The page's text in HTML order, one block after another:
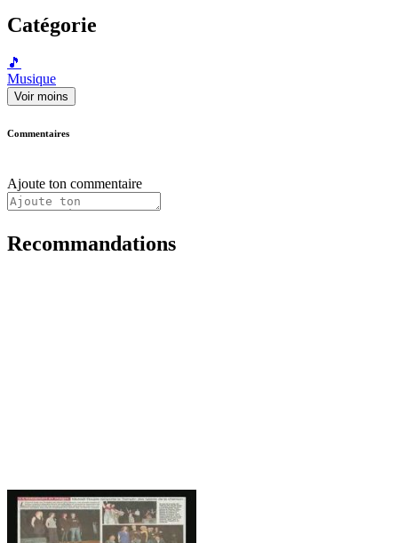
Catégorie
🎵
Musique
Voir moins
Commentaires
Ajoute ton commentaire
Recommandations